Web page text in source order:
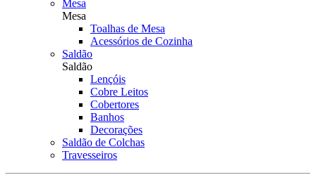
Mesa
Mesa
Toalhas de Mesa
Acessórios de Cozinha
Saldão
Saldão
Lençóis
Cobre Leitos
Cobertores
Banhos
Decorações
Saldão de Colchas
Travesseiros